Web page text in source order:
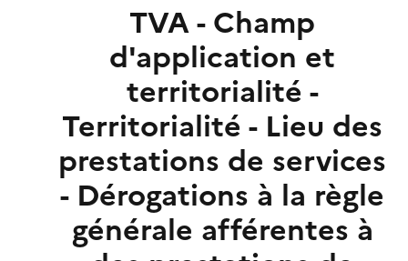
TVA - Champ
d'application et
territorialité -
Territorialité - Lieu des
prestations de services
- Dérogations à la règle
générale afférentes à